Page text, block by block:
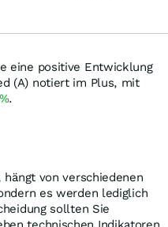
eine positive Entwicklung
(A) notiert im Plus, mit
%.
von verschiedenen
es werden lediglich
sollten Sie